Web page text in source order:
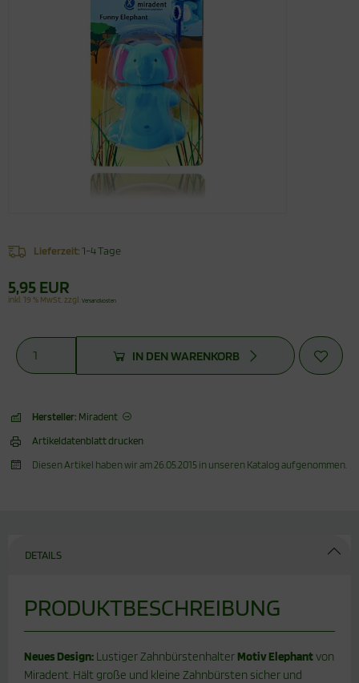
Lieferzeit:1-4 Tage
5,95 EUR
inkl. 19 % MwSt. zzgl. Versandkosten
IN DEN WARENKORB
Hersteller: Miradent
Artikeldatenblatt drucken
Diesen Artikel haben wir am 26.05.2015 in unseren Katalog aufgenommen.
DETAILS
PRODUKTBESCHREIBUNG
Neues Design: Lustiger Zahnbürstenhalter Motiv Elephantvon
Miradent. Hält große und kleine Zahnbürsten sicher und